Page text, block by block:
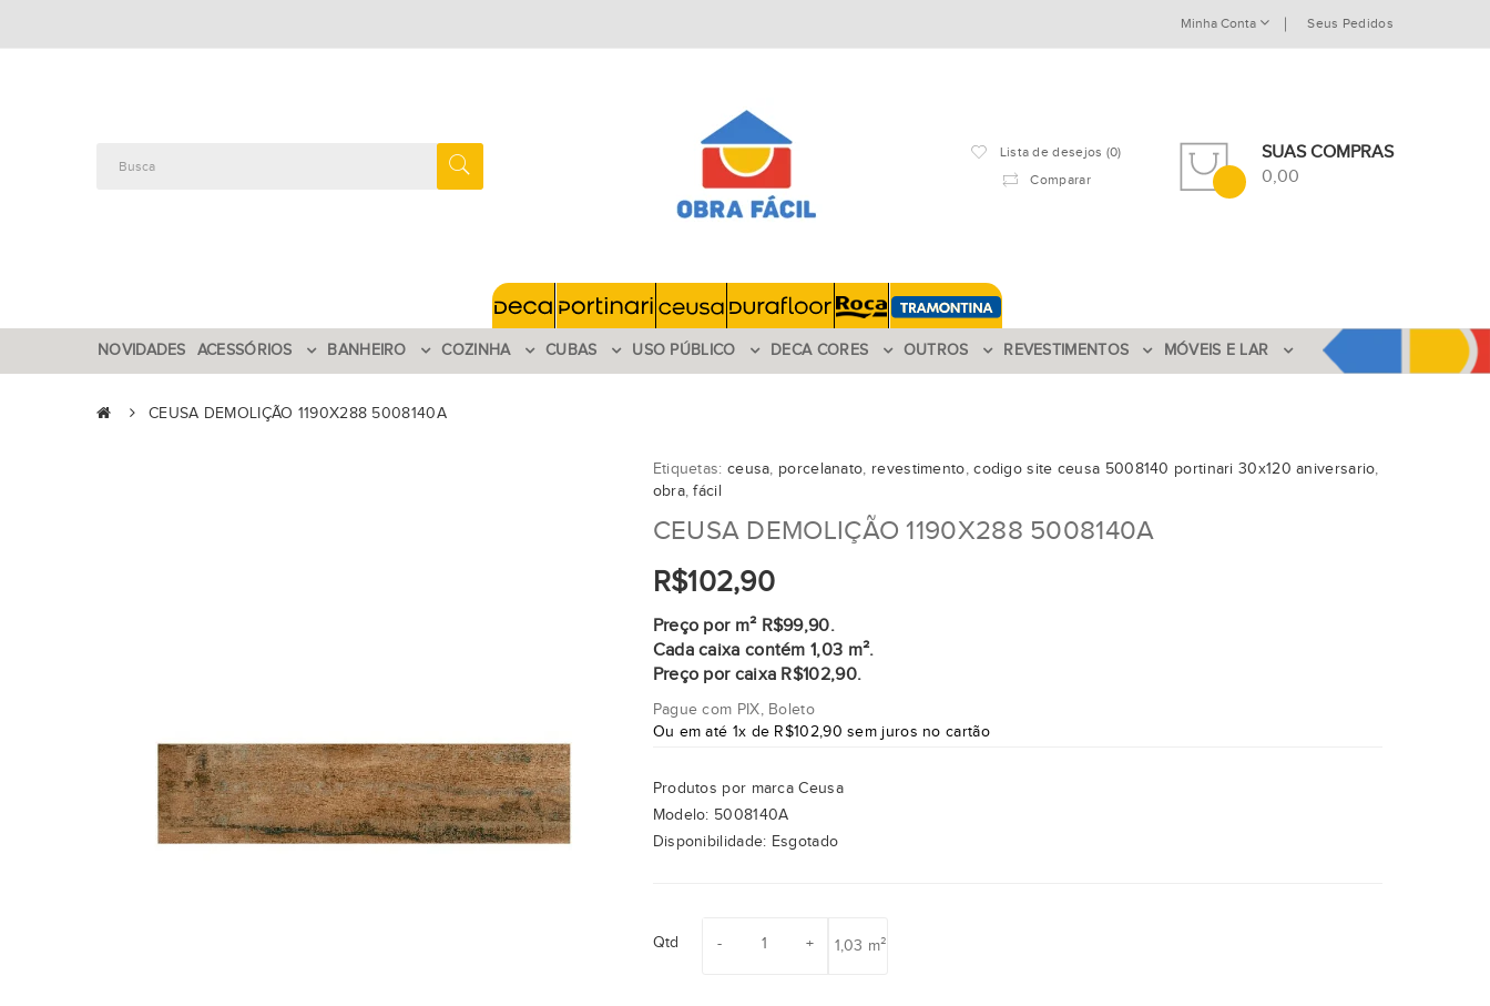
Minha Conta Seus Pedidos
Lista de desejos (0)
Comparar
SUAS COMPRAS
0,00
NOVIDADES ACESSÓRIOS BANHEIRO COZINHA CUBAS USO PÚBLICO DECA CORES OUTROS REVESTIMENTOS MÓVEIS E LAR
CEUSA DEMOLIÇÃO 1190X288 5008140A
Etiquetas: ceusa, porcelanato, revestimento,codigo site ceusa 5008140 portinari 30x120 aniversario,
obra,fácil
CEUSA DEMOLIÇÃO 1190X288 5008140A
R$102,90
Preço por m² R$99,90.
Cada caixa contém 1,03 m².
Preço por caixa R$102,90.
Pague com PIX, Boleto
Ou em até 1x de R$102,90 sem juros no cartão
Produtos por marcaCeusa
Modelo: 5008140A
Disponibilidade: Esgotado
Qtd 1,03 m²